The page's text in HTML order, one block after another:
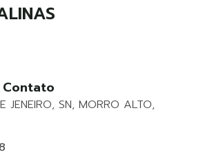
JENEIRO, SN, MORRO ALTO,